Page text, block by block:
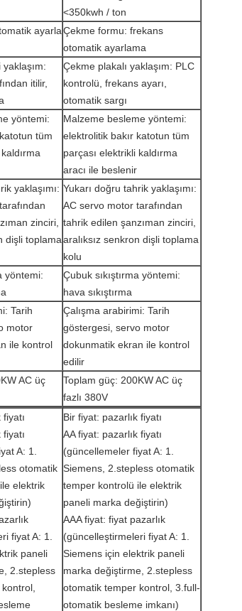
<350kwh / ton
ayarlaÇekme formu: frekans
otomatik ayarlama
itilir,
Çekme plakalı yaklaşım: PLC
kontrolü, frekans ayarı,
otomatik sargı
yöntemi:
tüm
Malzeme besleme yöntemi:
elektrolitik bakır katotun tüm
parçası elektrikli kaldırma
aracı ile beslenir
yaklaşımı:
zinciri,
dişli toplama
Yukarı doğru tahrik yaklaşımı:
AC servo motor tarafından
tahrik edilen şanzıman zinciri,
aralıksız senkron dişli toplama
kolu
yöntemi:
Çubuk sıkıştırma yöntemi:
hava sıkıştırma
Tarih
motor
ile kontrol
Çalışma arabirimi: Tarih
göstergesi, servo motor
dokunmatik ekran ile kontrol
edilir
AC üç
Toplam güç: 200KW AC üç
fazlı 380V
A: 1.
otomatik
elektrik
fiyat A: 1.
paneli
2.stepless
Bir fiyat: pazarlık fiyatı
AA fiyat: pazarlık fiyatı
(güncellemeler fiyat A: 1.
Siemens, 2.stepless otomatik
temper kontrolü ile elektrik
paneli marka değiştirin)
AAA fiyat: fiyat pazarlık
(güncelleştirmeleri fiyat A: 1.
Siemens için elektrik paneli
marka değiştirme, 2.stepless
otomatik temper kontrol, 3.full-
otomatik besleme imkanı)